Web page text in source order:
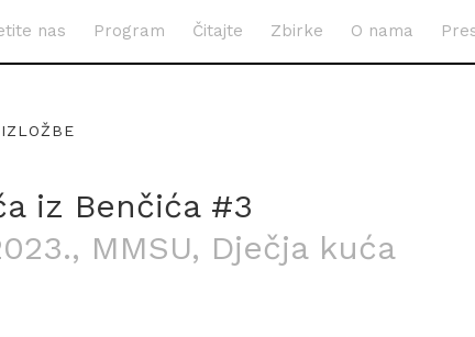
nas Program Čitajte Zbirke O nama
iz Benčića #3
, MMSU, Dječja kuća